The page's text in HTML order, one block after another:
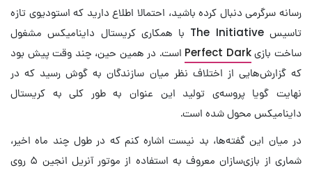
رسانه سرگرمی دنبال کرده باشید، احتمالا اطلاع دارید که استودیوی تازه
تاسیس The Initiative با همکاری کریستال داینامیکس مشغول
ساخت بازیPerfect Dark است. در همین حین، چند وقت پیش بود
که گزارش‌هایی از اختلاف نظر میان سازندگان به گوش رسید که در
نهایت گویا پروسه‌ی تولید این عنوان به طور کلی به کریستال
داینامیکس محول شده است.
در میان این گفته‌ها، بد نیست اشاره کنم که در طول چند ماه اخیر،
شماری از بازی‌سازان معروف به استفاده از موتور آنریل انجین ۵ روی